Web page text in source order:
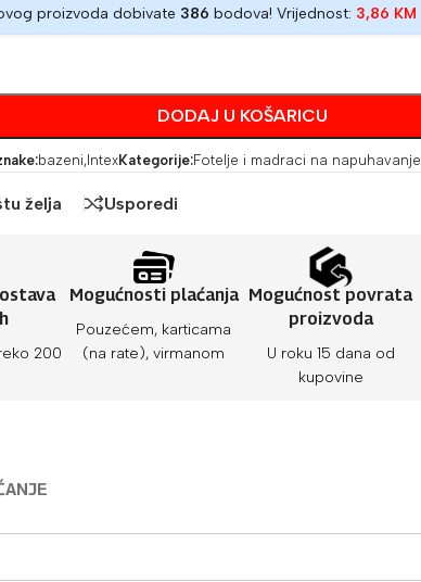
proizvoda dobivate 386 bodova! Vrijednost: 3,86 KM
DODAJ U KOŠARICU
bazeni,IntexKategorije:Fotelje i madraci na napuhavanje
želja Usporedi
200
Mogućnosti plaćanja
Pouzećem, karticama
(na rate), virmanom
Mogućnost povrata
proizvoda
U roku 15 dana od
kupovine